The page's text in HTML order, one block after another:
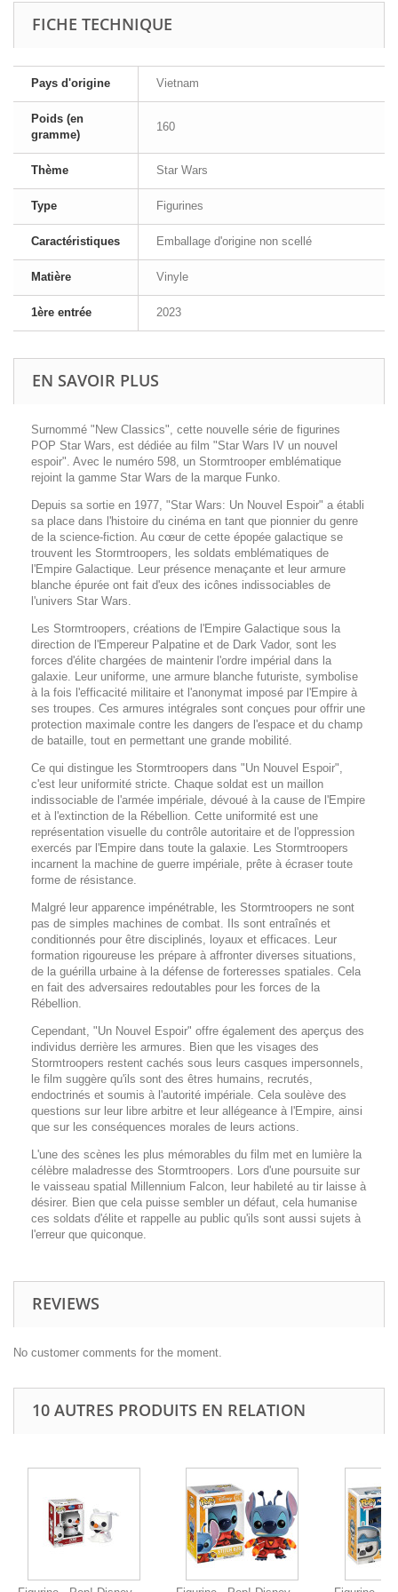
FICHE TECHNIQUE
Pays d'origine Vietnam
Poids (en
gramme)
160
Thème Star Wars
Type Figurines
Caractéristiques Emballage d'origine non scellé
Matière Vinyle
1ère entrée 2023
EN SAVOIR PLUS
Surnommé "New Classics", cette nouvelle série de figurines
POP Star Wars, est dédiée au film "Star Wars IV un nouvel
espoir". Avec le numéro 598, un Stormtrooper emblématique
rejoint la gamme Star Wars de la marque Funko.
Depuis sa sortie en 1977, "Star Wars: Un Nouvel Espoir" a établi
sa place dans l'histoire du cinéma en tant que pionnier du genre
de la science-fiction. Au cœur de cette épopée galactique se
trouvent les Stormtroopers, les soldats emblématiques de
l'Empire Galactique. Leur présence menaçante et leur armure
blanche épurée ont fait d'eux des icônes indissociables de
l'univers Star Wars.
Les Stormtroopers, créations de l'Empire Galactique sous la
direction de l'Empereur Palpatine et de Dark Vador, sont les
forces d'élite chargées de maintenir l'ordre impérial dans la
galaxie. Leur uniforme, une armure blanche futuriste, symbolise
à la fois l'efficacité militaire et l'anonymat imposé par l'Empire à
ses troupes. Ces armures intégrales sont conçues pour offrir une
protection maximale contre les dangers de l'espace et du champ
de bataille, tout en permettant une grande mobilité.
Ce qui distingue les Stormtroopers dans "Un Nouvel Espoir",
c'est leur uniformité stricte. Chaque soldat est un maillon
indissociable de l'armée impériale, dévoué à la cause de l'Empire
et à l'extinction de la Rébellion. Cette uniformité est une
représentation visuelle du contrôle autoritaire et de l'oppression
exercés par l'Empire dans toute la galaxie. Les Stormtroopers
incarnent la machine de guerre impériale, prête à écraser toute
forme de résistance.
Malgré leur apparence impénétrable, les Stormtroopers ne sont
pas de simples machines de combat. Ils sont entraînés et
conditionnés pour être disciplinés, loyaux et efficaces. Leur
formation rigoureuse les prépare à affronter diverses situations,
de la guérilla urbaine à la défense de forteresses spatiales. Cela
en fait des adversaires redoutables pour les forces de la
Rébellion.
Cependant, "Un Nouvel Espoir" offre également des aperçus des
individus derrière les armures. Bien que les visages des
Stormtroopers restent cachés sous leurs casques impersonnels,
le film suggère qu'ils sont des êtres humains, recrutés,
endoctrinés et soumis à l'autorité impériale. Cela soulève des
questions sur leur libre arbitre et leur allégeance à l'Empire, ainsi
que sur les conséquences morales de leurs actions.
L'une des scènes les plus mémorables du film met en lumière la
célèbre maladresse des Stormtroopers. Lors d'une poursuite sur
le vaisseau spatial Millennium Falcon, leur habileté au tir laisse à
désirer. Bien que cela puisse sembler un défaut, cela humanise
ces soldats d'élite et rappelle au public qu'ils sont aussi sujets à
l'erreur que quiconque.
REVIEWS
No customer comments for the moment.
10 AUTRES PRODUITS EN RELATION